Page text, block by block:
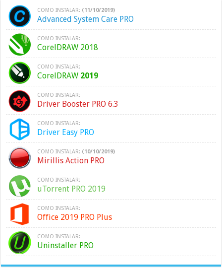
COMO INSTALAR: (11/10/2019)
Advanced System Care PRO
COMO INSTALAR:
CorelDRAW 2018
COMO INSTALAR:
CorelDRAW 2019
COMO INSTALAR:
Driver Booster PRO 6.3
COMO INSTALAR:
Driver Easy PRO
COMO INSTALAR: (10/10/2019)
Mirillis Action PRO
COMO INSTALAR:
uTorrent PRO 2019
COMO INSTALAR:
Office 2019 PRO Plus
COMO INSTALAR:
Uninstaller PRO